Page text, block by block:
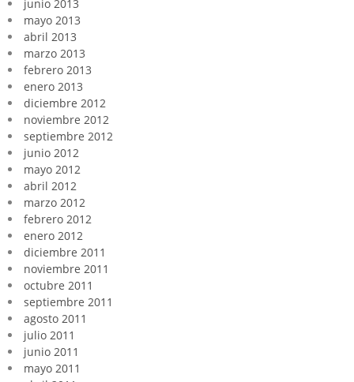
junio 2013
mayo 2013
abril 2013
marzo 2013
febrero 2013
enero 2013
diciembre 2012
noviembre 2012
septiembre 2012
junio 2012
mayo 2012
abril 2012
marzo 2012
febrero 2012
enero 2012
diciembre 2011
noviembre 2011
octubre 2011
septiembre 2011
agosto 2011
julio 2011
junio 2011
mayo 2011